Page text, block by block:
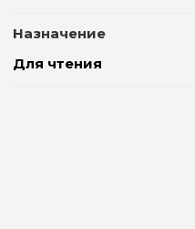
Назначение
Для чтения